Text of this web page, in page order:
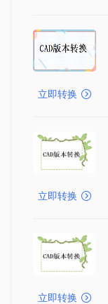
立即转换
立即转换
立即转换